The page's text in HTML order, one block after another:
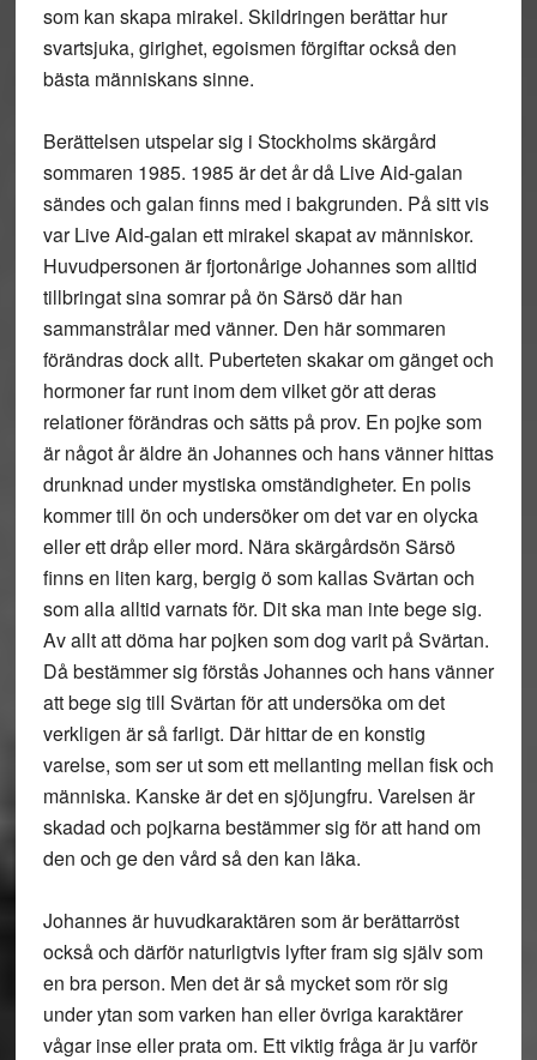
som kan skapa mirakel. Skildringen berättar hur
svartsjuka, girighet, egoismen förgiftar också den
bästa människans sinne.
Berättelsen utspelar sig i Stockholms skärgård
sommaren 1985. 1985 är det år då Live Aid-galan
sändes och galan finns med i bakgrunden. På sitt vis
var Live Aid-galan ett mirakel skapat av människor.
Huvudpersonen är fjortonårige Johannes som alltid
tillbringat sina somrar på ön Särsö där han
sammanstrålar med vänner. Den här sommaren
förändras dock allt. Puberteten skakar om gänget och
hormoner far runt inom dem vilket gör att deras
relationer förändras och sätts på prov. En pojke som
är något år äldre än Johannes och hans vänner hittas
drunknad under mystiska omständigheter. En polis
kommer till ön och undersöker om det var en olycka
eller ett dråp eller mord. Nära skärgårdsön Särsö
finns en liten karg, bergig ö som kallas Svärtan och
som alla alltid varnats för. Dit ska man inte bege sig.
Av allt att döma har pojken som dog varit på Svärtan.
Då bestämmer sig förstås Johannes och hans vänner
att bege sig till Svärtan för att undersöka om det
verkligen är så farligt. Där hittar de en konstig
varelse, som ser ut som ett mellanting mellan fisk och
människa. Kanske är det en sjöjungfru. Varelsen är
skadad och pojkarna bestämmer sig för att hand om
den och ge den vård så den kan läka.
Johannes är huvudkaraktären som är berättarröst
också och därför naturligtvis lyfter fram sig själv som
en bra person. Men det är så mycket som rör sig
under ytan som varken han eller övriga karaktärer
vågar inse eller prata om. Ett viktig fråga är ju varför